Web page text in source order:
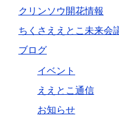
クリンソウ開花情報
ちくさええとこ未来会
ブログ
イベント
ええとこ通信
お知らせ